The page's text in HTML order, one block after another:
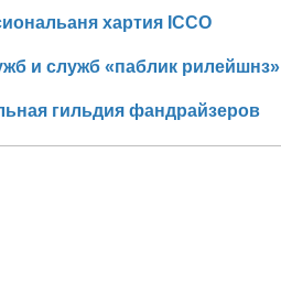
хартия ICCO
и служб «паблик рилейшнз»
гильдия фандрайзеров